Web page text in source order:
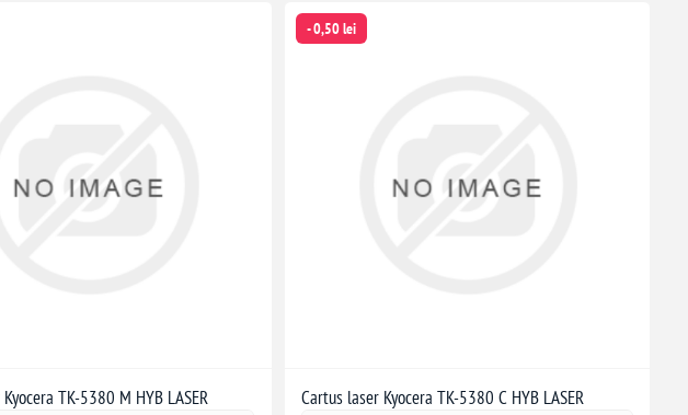
TK-5380 M HYB LASER
- 0,50 lei
Cartus laser Kyocera TK-5380 C HYB LASER